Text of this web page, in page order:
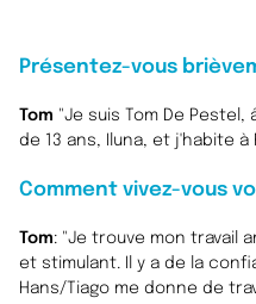
Présentez-vous
Tom "Je suis Tom De Pestel,
de 13 ans, Iluna, et j'habite à
Comment vivez-vous
Tom: "Je trouve mon travail
et stimulant. Il y a de la
Hans/Tiago me donne de